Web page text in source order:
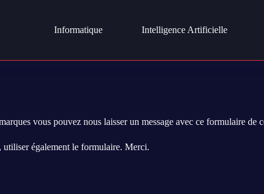
Informatique Intelligence Artificielle
vous pouvez nous laisser un message avec ce formulaire de
utiliser également le formulaire. Merci.